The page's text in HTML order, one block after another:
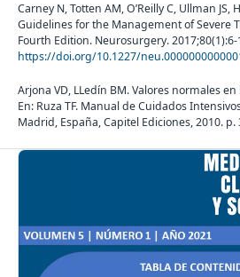
Carney N, Totten AM, O’Reilly C, Ullman JS,
Guidelines for the Management of Severe
Fourth Edition. Neurosurgery. 2017;80(1):6-
https://doi.org/10.1227/
Arjona VD, LLedín BM. Valores normales
En: Ruza TF. Manual de Cuidados
Madrid, España, Capitel Ediciones, 2010. p.